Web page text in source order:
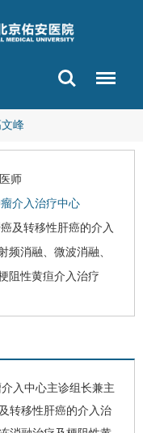
峰
师
介入治疗中心
及转移性肝癌的介入
频消融、微波消融、
阻性黄疸介入治疗
入中心主诊组长兼主
及转移性肝癌的介入治